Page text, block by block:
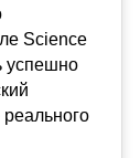
Science
успешно